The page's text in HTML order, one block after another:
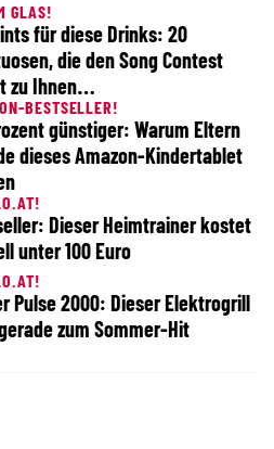
GLAS!
für diese Drinks: 20
die den Song Contest
zu Ihnen…
BESTSELLER!
günstiger: Warum Eltern
dieses Amazon-Kindertablet
Dieser Heimtrainer kostet
unter 100 Euro
Pulse 2000: Dieser Elektrogrill
zum Sommer-Hit